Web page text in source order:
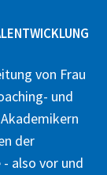
von Frau
und
der
also vor und